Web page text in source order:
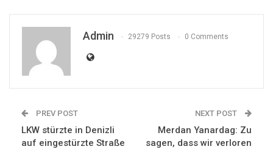
Admin 29279 Posts 0 Comments
PREV POST
LKW stürzte in Denizli
auf eingestürzte Straße
NEXT POST
Merdan Yanardag: Zu
sagen, dass wir verloren